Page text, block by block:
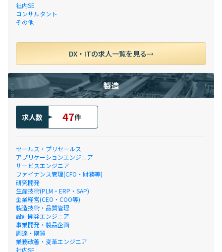
社内SE
コンサルタント
その他
DX・ITの求人一覧を見る
製造
求人数 47件
セールス・プリセールス
アプリケーションエンジニア
サービスエンジニア
ファイナンス管理(CFO・財務等)
研究開発
生産技術(PLM・ERP・SAP)
企業経営(CEO・COO等)
製造技術・品質管理
設計開発エンジニア
事業開発・製品企画
調達・購買
業務改善・変革エンジニア
社内SE